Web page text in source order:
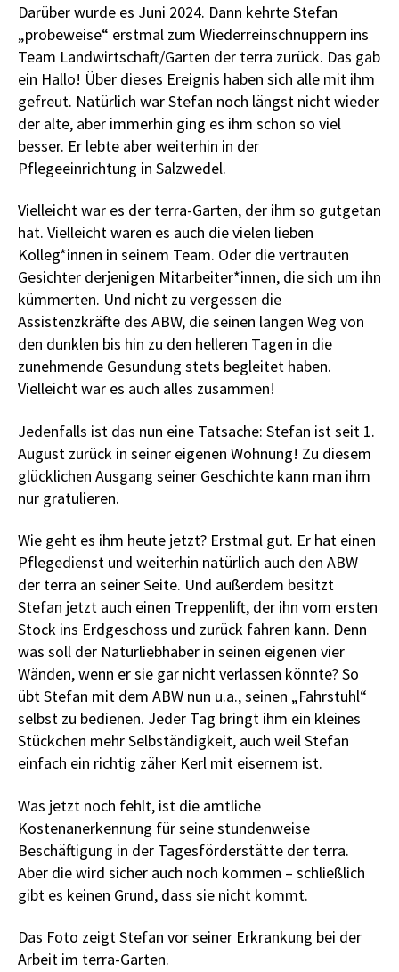
Darüber wurde es Juni 2024. Dann kehrte Stefan
„probeweise“ erstmal zum Wiederreinschnuppern ins
Team Landwirtschaft/Garten der terra zurück. Das gab
ein Hallo! Über dieses Ereignis haben sich alle mit ihm
gefreut. Natürlich war Stefan noch längst nicht wieder
der alte, aber immerhin ging es ihm schon so viel
besser. Er lebte aber weiterhin in der
Pflegeeinrichtung in Salzwedel.
Vielleicht war es der terra-Garten, der ihm so gutgetan
hat. Vielleicht waren es auch die vielen lieben
Kolleg*innen in seinem Team. Oder die vertrauten
Gesichter derjenigen Mitarbeiter*innen, die sich um ihn
kümmerten. Und nicht zu vergessen die
Assistenzkräfte des ABW, die seinen langen Weg von
den dunklen bis hin zu den helleren Tagen in die
zunehmende Gesundung stets begleitet haben.
Vielleicht war es auch alles zusammen!
Jedenfalls ist das nun eine Tatsache: Stefan ist seit 1.
August zurück in seiner eigenen Wohnung! Zu diesem
glücklichen Ausgang seiner Geschichte kann man ihm
nur gratulieren.
Wie geht es ihm heute jetzt? Erstmal gut. Er hat einen
Pflegedienst und weiterhin natürlich auch den ABW
der terra an seiner Seite. Und außerdem besitzt
Stefan jetzt auch einen Treppenlift, der ihn vom ersten
Stock ins Erdgeschoss und zurück fahren kann. Denn
was soll der Naturliebhaber in seinen eigenen vier
Wänden, wenn er sie gar nicht verlassen könnte? So
übt Stefan mit dem ABW nun u.a., seinen „Fahrstuhl“
selbst zu bedienen. Jeder Tag bringt ihm ein kleines
Stückchen mehr Selbständigkeit, auch weil Stefan
einfach ein richtig zäher Kerl mit eisernem ist.
Was jetzt noch fehlt, ist die amtliche
Kostenanerkennung für seine stundenweise
Beschäftigung in der Tagesförderstätte der terra.
Aber die wird sicher auch noch kommen – schließlich
gibt es keinen Grund, dass sie nicht kommt.
Das Foto zeigt Stefan vor seiner Erkrankung bei der
Arbeit im terra-Garten.